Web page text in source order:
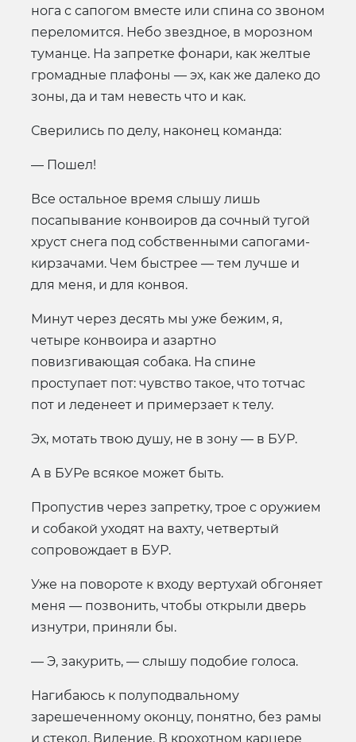
нога с сапогом вместе или спина со звоном
переломится. Небо звездное, в морозном
туманце. На запретке фонари, как желтые
громадные плафоны — эх, как же далеко до
зоны, да и там невесть что и как.
Сверились по делу, наконец команда:
— Пошел!
Все остальное время слышу лишь
посапывание конвоиров да сочный тугой
хруст снега под собственными сапогами-
кирзачами. Чем быстрее — тем лучше и
для меня, и для конвоя.
Минут через десять мы уже бежим, я,
четыре конвоира и азартно
повизгивающая собака. На спине
проступает пот: чувство такое, что тотчас
пот и леденеет и примерзает к телу.
Эх, мотать твою душу, не в зону — в БУР.
А в БУРе всякое может быть.
Пропустив через запретку, трое с оружием
и собакой уходят на вахту, четвертый
сопровождает в БУР.
Уже на повороте к входу вертухай обгоняет
меня — позвонить, чтобы открыли дверь
изнутри, приняли бы.
— Э, закурить, — слышу подобие голоса.
Нагибаюсь к полуподвальному
зарешеченному оконцу, понятно, без рамы
и стекол. Видение. В крохотном карцере